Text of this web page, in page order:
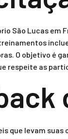
São Lucas
O objetivo é
respeite as
que levam